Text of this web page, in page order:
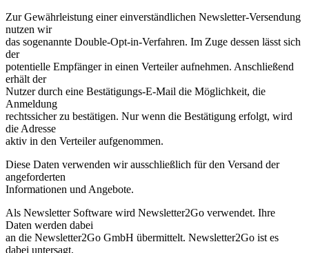
Zur Gewährleistung einer einverständlichen Newsletter-Versendung
nutzen wir
das sogenannte Double-Opt-in-Verfahren. Im Zuge dessen lässt sich
der
potentielle Empfänger in einen Verteiler aufnehmen. Anschließend
erhält der
Nutzer durch eine Bestätigungs-E-Mail die Möglichkeit, die
Anmeldung
rechtssicher zu bestätigen. Nur wenn die Bestätigung erfolgt, wird
die Adresse
aktiv in den Verteiler aufgenommen.
Diese Daten verwenden wir ausschließlich für den Versand der
angeforderten
Informationen und Angebote.
Als Newsletter Software wird Newsletter2Go verwendet. Ihre
Daten werden dabei
an die Newsletter2Go GmbH übermittelt. Newsletter2Go ist es
dabei untersagt,